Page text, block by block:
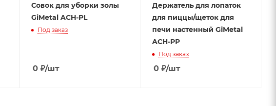
Совок для уборки золы
GiMetal ACH-PL
Под заказ
0₽/шт
Держатель для лопаток
для пиццы/щеток для
печи настенный GiMetal
ACH-PP
Под заказ
0₽/шт